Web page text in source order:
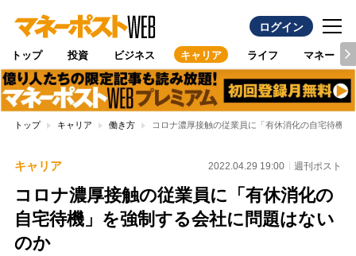
ログイン
トップ 投資 ビジネス キャリア ライフ マネー
トップ キャリア 働き方 コロナ濃厚接触の従業員に「有休消化の自宅待機
キャリア 2022.04.29 19:00 週刊ポスト
コロナ濃厚接触の従業員に「有休消化の
自宅待機」を強制する会社に問題はない
のか